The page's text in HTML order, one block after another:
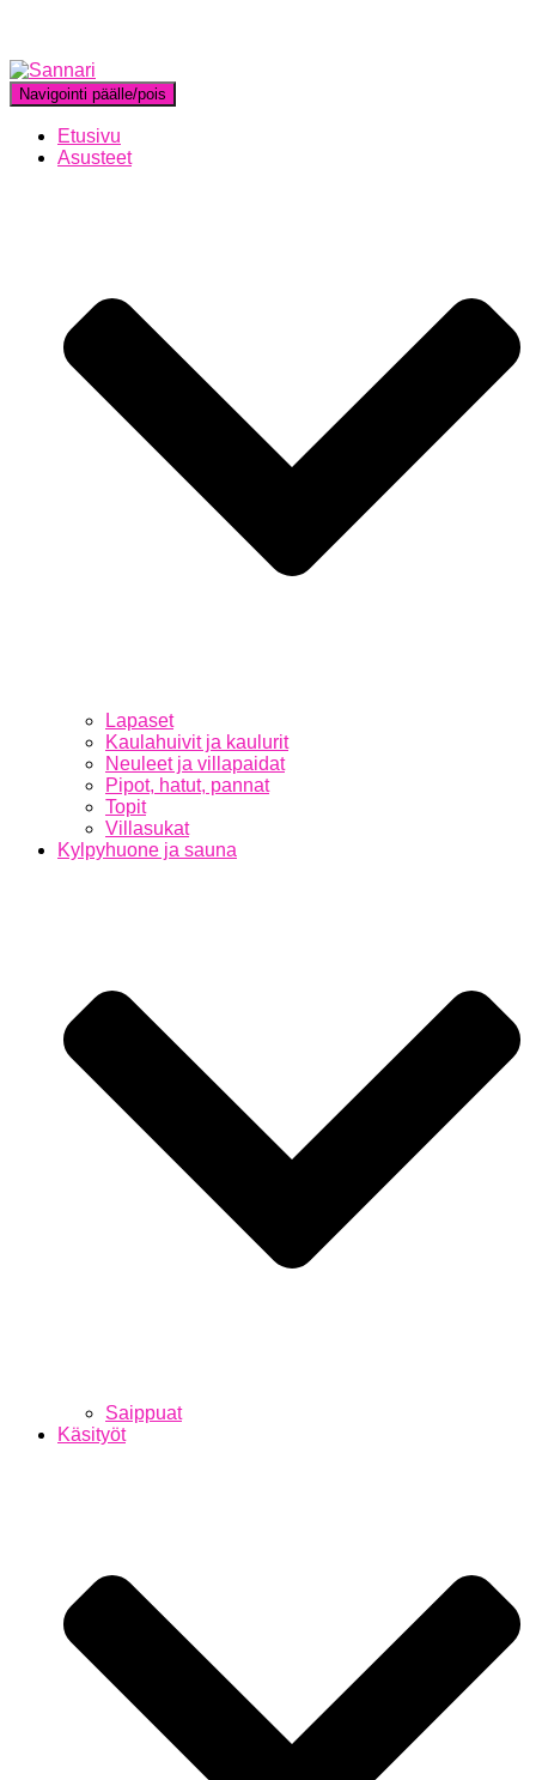
Navigointi päälle/pois
Etusivu
Asusteet
Lapaset
Kaulahuivit ja kaulurit
Neuleet ja villapaidat
Pipot, hatut, pannat
Topit
Villasukat
Kylpyhuone ja sauna
Saippuat
Käsityöt